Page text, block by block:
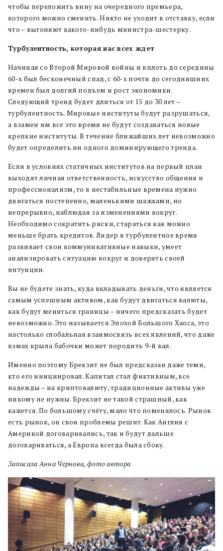
чтобы переложить вину на очередного премьера,
которого можно сменить. Никто не уходит в отставку, если
что – выгоняют какого-нибудь министра-шестерку.
Турбулентность, которая нас всех ждет
Начиная со Второй Мировой войны и вплоть до середины
60-х был бесконечный спад, с 60-х почти до сегодняшних
времен был долгий подъем и рост экономики.
Следующий тренд будет длиться от 15 до 30 лет –
турбулентность. Мировые институты будут разрушаться,
а взамен им все это время не будут создаваться новые
крепкие институты. В течение ближайших лет невозможно
будет определить ни одного доминирующего тренда.
Если в условиях статичных институтов на первый план
выходят личная ответственность, искусство общения и
профессионализм, то в нестабильные времена нужно
двигаться постепенно, маленькими шажками, но
непрерывно, наблюдая за изменениями вокруг.
Необходимо сократить риски, стараться как можно
меньше брать кредитов. Лидер в турбулентное время
развивает свои коммуникативные навыки, умеет
анализировать ситуацию вокруг и доверять своей
интуиции.
Вы не будете знать, куда вкладывать деньги, что является
самым успешным активом, как будут двигаться валюты,
как будут меняться границы – ничего предсказать будет
невозможно. Это называется Эпохой Большого Хаоса, это
настолько глобальная взаимосвязь всех явлений, что даже
взмах крыла бабочки может породить 9-й вал.
Именно поэтому Брекзит не был предсказан даже теми,
кто его инициировал. Капитал стал фиктивным, все
надежды – на криптовалюту, традиционные активы уже
никому не нужны. Брекзит не такой страшный, как
кажется. По большому счёту, мало что поменялось. Рынок
есть рынок, он свои проблемы решит. Как Англия с
Америкой договаривались, так и будут дальше
договариваться, а Европа всегда была сбоку.
Записала Анна Чернова, фото автора